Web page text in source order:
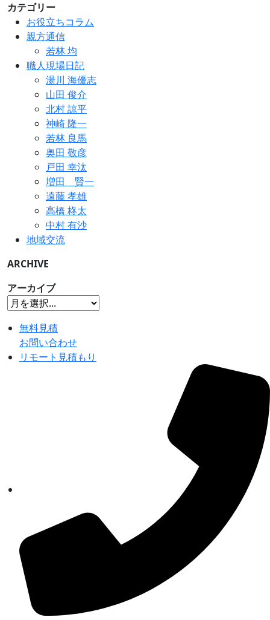
カテゴリー
お役立ちコラム
親方通信
若林 均
職人現場日記
湯川 海優志
山田 俊介
北村 諒平
神崎 隆一
若林 良馬
奥田 敬彦
戸田 幸汰
増田 賢一
遠藤 孝雄
高橋 柊太
中村 有沙
地域交流
ARCHIVE
アーカイブ
無料見積
お問い合わせ
リモート見積もり